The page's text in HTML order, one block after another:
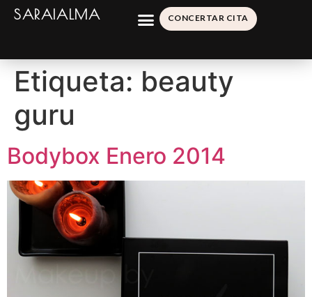
SARAIALMA CONCERTAR CITA
Etiqueta: beauty
guru
Bodybox Enero 2014